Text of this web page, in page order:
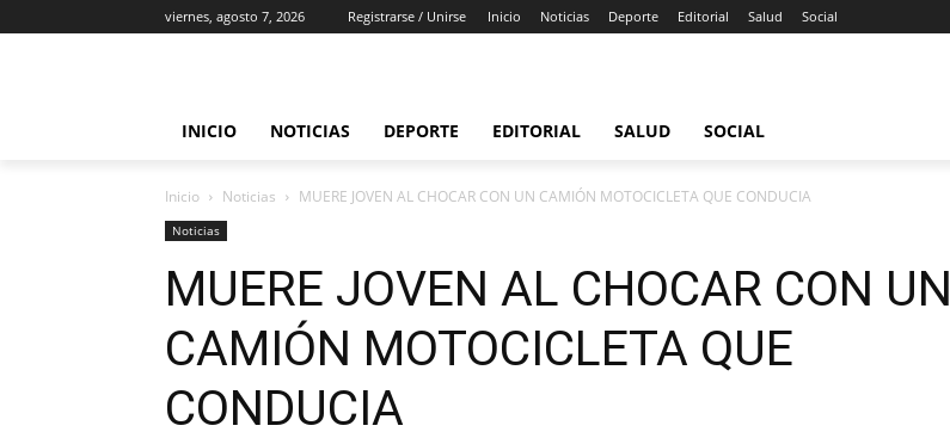
viernes, agosto 7, 2026 Registrarse / Unirse Inicio Noticias Deporte Editorial Salud Social
INICIO NOTICIAS DEPORTE EDITORIAL SALUD SOCIAL
Inicio Noticias MUERE JOVEN AL CHOCAR CON UN CAMIÓN MOTOCICLETA QUE CONDUCIA
Noticias
MUERE JOVEN AL CHOCAR CON UN
CAMIÓN MOTOCICLETA QUE
CONDUCIA